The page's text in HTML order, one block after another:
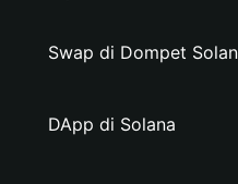
Swap di Dompet
DApp di Solana